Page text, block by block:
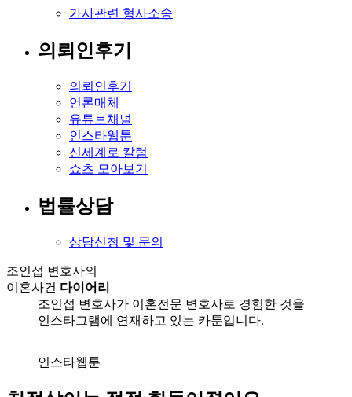
가사관련 형사소송
의뢰인후기
의뢰인후기
언론매체
유튜브채널
인스타웹툰
신세계로 칼럼
쇼츠 모아보기
법률상담
상담신청 및 문의
조인섭 변호사의
이혼사건 다이어리
조인섭 변호사가 이혼전문 변호사로 경험한 것을
인스타그램에 연재하고 있는 카툰입니다.
인스타웹툰